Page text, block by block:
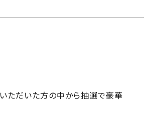
ただいた方の中から抽選で豪華